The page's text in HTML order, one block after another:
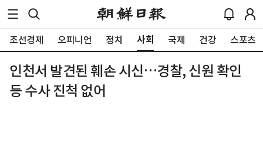
조선경제 오피니언 정치 사회 국제 건강 스포츠
인천서 발견된 훼손 시신…경찰, 신원 확인
등 수사 진척 없어